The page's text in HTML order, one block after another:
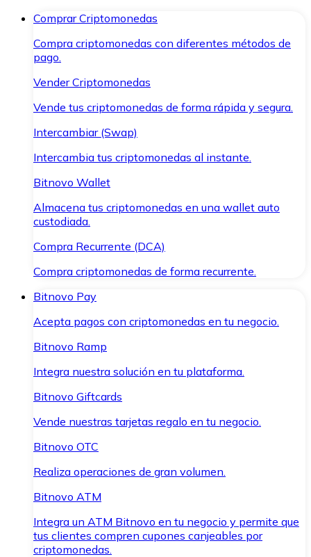
Comprar Criptomonedas
Compra criptomonedas con diferentes métodos de
pago.
Vender Criptomonedas
Vende tus criptomonedas de forma rápida y segura.
Intercambiar (Swap)
Intercambia tus criptomonedas al instante.
Bitnovo Wallet
Almacena tus criptomonedas en una wallet auto
custodiada.
Compra Recurrente (DCA)
Compra criptomonedas de forma recurrente.
Bitnovo Pay
Acepta pagos con criptomonedas en tu negocio.
Bitnovo Ramp
Integra nuestra solución en tu plataforma.
Bitnovo Giftcards
Vende nuestras tarjetas regalo en tu negocio.
Bitnovo OTC
Realiza operaciones de gran volumen.
Bitnovo ATM
Integra un ATM Bitnovo en tu negocio y permite que
tus clientes compren cupones canjeables por
criptomonedas.